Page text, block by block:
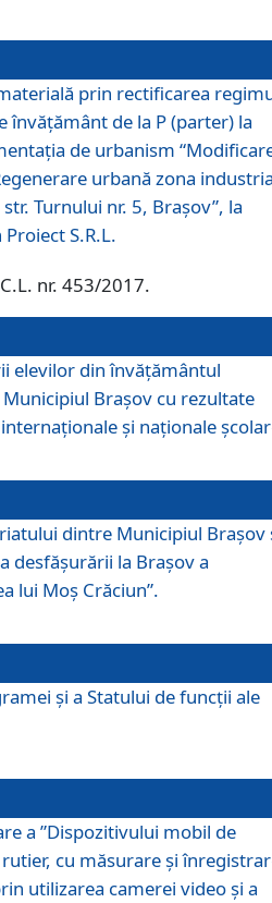
prin rectificarea
învăţământ de la P (parter) la
de urbanism
urbană zona
Turnului nr. 5, Braşov”, la
S.R.L.
nr. 453/2017.
elevilor din învățământul
Brașov cu rezultate
și naționale
dintre Municipiul Brașov
desfăşurării la Brașov a
lui Moș Crăciun”.
şi a Statului de funcţii ale
a ”Dispozitivului mobil de
cu măsurare și
utilizarea camerei video și a